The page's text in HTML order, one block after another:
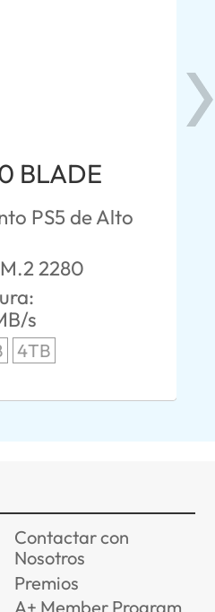
BLADE
PS5 de Alto
2280
s
4TB
Contactar con
Nosotros
Premios
A+ Member Program